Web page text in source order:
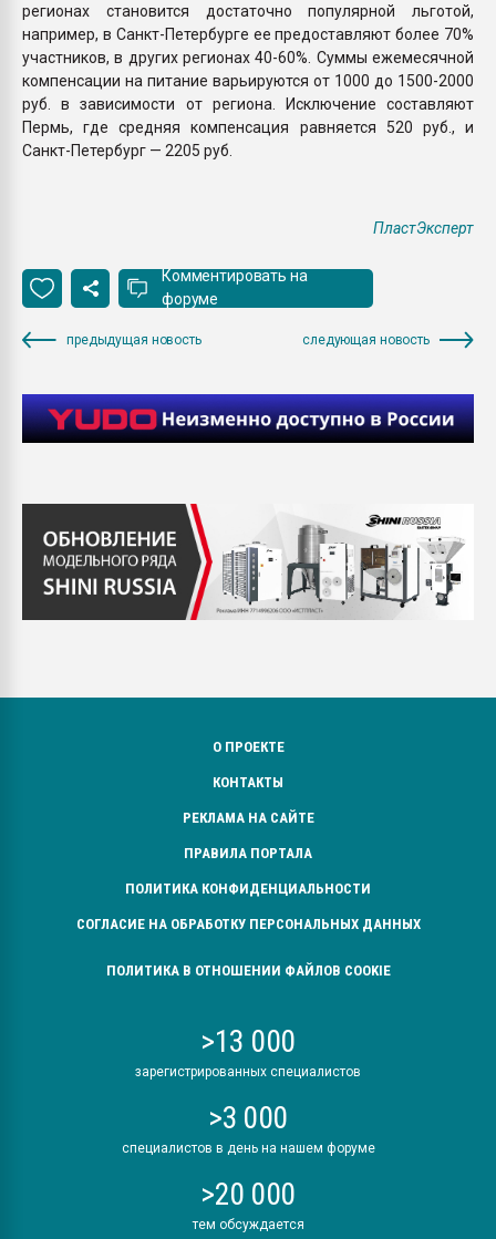
регионах становится достаточно популярной льготой,
например, в Санкт-Петербурге ее предоставляют более 70%
участников, в других регионах 40-60%. Суммы ежемесячной
компенсации на питание варьируются от 1000 до 1500-2000
руб. в зависимости от региона. Исключение составляют
Пермь, где средняя компенсация равняется 520 руб., и
Санкт-Петербург — 2205 руб.
ПластЭксперт
Комментировать на
форуме
предыдущая новость следующая новость
О ПРОЕКТЕ
КОНТАКТЫ
РЕКЛАМА НА САЙТЕ
ПРАВИЛА ПОРТАЛА
ПОЛИТИКА КОНФИДЕНЦИАЛЬНОСТИ
СОГЛАСИЕ НА ОБРАБОТКУ ПЕРСОНАЛЬНЫХ ДАННЫХ
ПОЛИТИКА В ОТНОШЕНИИ ФАЙЛОВ COOKIE
>13 000
зарегистрированных специалистов
>3 000
специалистов в день на нашем форуме
>20 000
тем обсуждается